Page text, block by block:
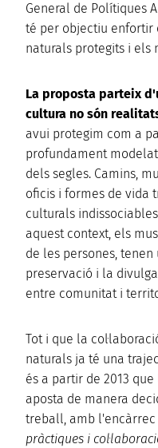
General de Polítiques
té per objectiu enfortir
naturals protegits i els
La proposta parteix
cultura no són
avui protegim com a
profundament
dels segles. Camins,
oficis i formes de vida
culturals
aquest context, els
de les persones,
preservació i la
entre comunitat i
Tot i que la
naturals ja té una
és a partir de 2013
aposta de manera
treball, amb l'encàrrec
pràctiques i